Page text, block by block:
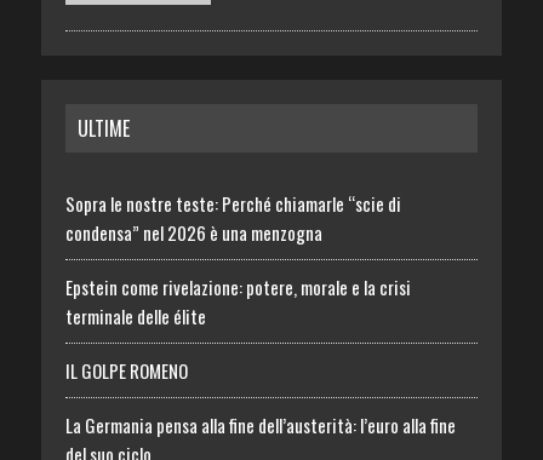
ULTIME
Sopra le nostre teste: Perché chiamarle “scie di
condensa” nel 2026 è una menzogna
Epstein come rivelazione: potere, morale e la crisi
terminale delle élite
IL GOLPE ROMENO
La Germania pensa alla fine dell’austerità: l’euro alla fine
del suo ciclo